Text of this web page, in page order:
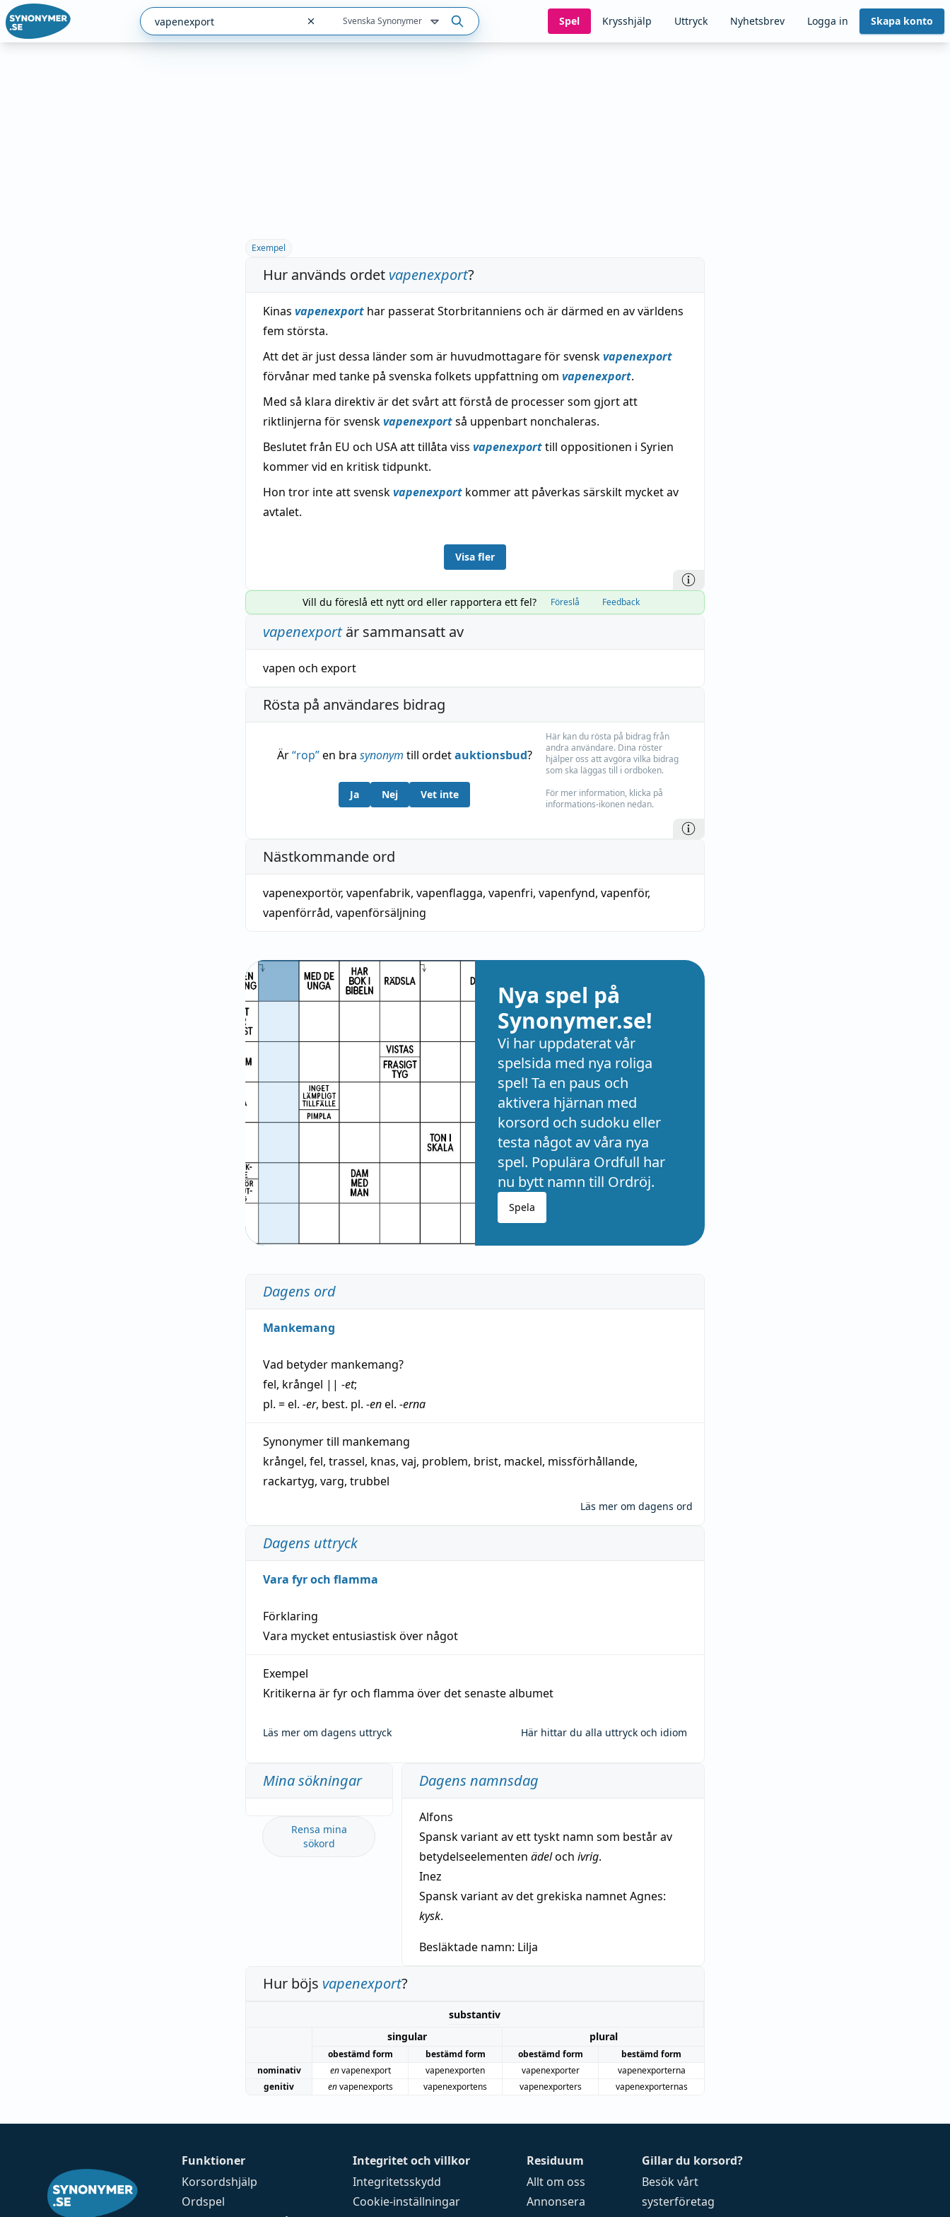
Svenska Synonymer Spel Krysshjälp Uttryck Nyhetsbrev Logga in Skapa konto
Exempel
Hur används ordet vapenexport?
Kinas vapenexport har passerat Storbritanniens och är därmed en av världens
fem största.
Att det är just dessa länder som är huvudmottagare för svenskvapenexport
förvånar med tanke på svenska folkets uppfattning om vapenexport.
Med så klara direktiv är det svårt att förstå de processer som gjort att
riktlinjerna för svenskvapenexportså uppenbart nonchaleras.
Beslutet från EU och USA att tillåta viss vapenexporttill oppositionen i Syrien
kommer vid en kritisk tidpunkt.
Hon tror inte att svenskvapenexport kommer att påverkas särskilt mycket av
avtalet.
Visa fler
Vill du föreslå ett nytt ord eller rapportera ett fel? Föreslå Feedback
vapenexportär sammansatt av
vapen och export
Rösta på användares bidrag
Är“rop”en bra synonym till ordetauktionsbud?
Ja Nej Vet inte
Här kan du rösta på bidrag från
andra användare. Dina röster
hjälper oss att avgöra vilka bidrag
som ska läggas till i ordboken.
För mer information, klicka på
informations-ikonen nedan.
Nästkommande ord
vapenexportör, vapenfabrik, vapenflagga, vapenfri, vapenfynd, vapenför,
vapenförråd, vapenförsäljning
Nya spel på
Synonymer.se!
Vi har uppdaterat vår
spelsida med nya roliga
spel! Ta en paus och
aktivera hjärnan med
korsord och sudoku eller
testa något av våra nya
spel. Populära Ordfull har
nu bytt namn till Ordröj.
Spela
Dagens ord
Mankemang
Vad betyder mankemang?
fel, krångel || -et;
pl. = el. -er, best. pl. -enel. -erna
Synonymer till mankemang
krångel, fel, trassel, knas, vaj, problem, brist, mackel, missförhållande,
rackartyg, varg, trubbel
Läs mer om dagens ord
Dagens uttryck
Vara fyr och flamma
Förklaring
Vara mycket entusiastisk över något
Exempel
Kritikerna är fyr och flamma över det senaste albumet
Läs mer om dagens uttryck Här hittar du alla uttryck och idiom
Mina sökningar
Rensa mina
sökord
Dagens namnsdag
Alfons
Spansk variant av ett tyskt namn som består av
betydelseelementen ädeloch ivrig.
Inez
Spansk variant av det grekiska namnet Agnes:
kysk.
Besläktade namn: Lilja
Hur böjs vapenexport?
substantiv
singular
plural
obestämd form bestämd form obestämd form
bestämd form
nominativ
envapenexport vapenexporten vapenexporter
vapenexporterna
genitiv
envapenexports vapenexportens vapenexporters vapenexporternas
Funktioner
Korsordshjälp
Ordspel
Integritet och villkor
Integritetsskydd
Cookie-inställningar
Residuum
Allt om oss
Annonsera
Gillar du korsord?
Besök vårt
systerföretag